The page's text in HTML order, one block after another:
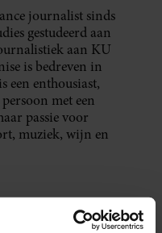
journalist sinds
gestudeerd aan
aan KU
is bedreven in
een enthousiast,
met een
passie voor
muziek, wijn en